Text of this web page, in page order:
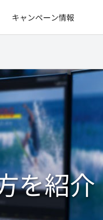
キャンペーン情報
を紹介